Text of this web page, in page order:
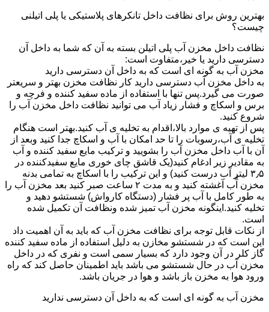
بهترین روش برای نظافت داخل تانکرهای پلاستیکی یا پلی اتیلنی
چیست؟
نظافت داخل مخزن آب پلی اتیلن بسته به آن که شما به داخل آن
دسترسی دارید یا خیر،متفاوت است:
مخزن آب به گونه ای است که به داخل آن دسترسی دارید
به داخل مخزن آب دسترسی دارید کار نظافت مخزن بهتر و سریعتر
صورت می گیرد.پس تنها با استفاده از ماده سفید کننده و فرچه و
برس و اسکاچ و فشار زیاد آب می توانید نظافت داخل مخزن آب را
شروع کنید.
پس از تهیه ی موارد بالا،اقدام به تخلیه ی آب کنید.بهتر است هنگام
تخلیه ی آب،رسوبات را تا حد امکان با آب و اسکاچ جدا کنید وبعد از
آن با آب داخل مخزن آب را بشویید و ترکیب مایع سفید کننده و آب
به مقادیر زیر ادغام کنید(یک قاشق چای خوری مایع سفیدکننده در
۳٫۵ لیتر آب درست کنید) و این ترکیب را با اسکاچ به تمامی بدنه
مخزن آّب آغشته کنید و به مدت ۲ ساعت صبر کنید بعد مخزن آب را
به طور کامل با آب پر فشار (دستگاه کارواش) شستشو دهید و
تخلیه کنید.اینگونه مخزن آب تمیز شده ونظافت آن تکمیل شده
است.
از نکات قابل توجه برای نظافت مخزن آب که باید به آن اهمیت داد
این است که در شستشو مخازن به دلیل استفاده از ماده سفید کننده
گاز کلر در آن وجود دارد که بسیار سمی است و نفری که در داخل
مخزن آب در حال شستشو می باشد باید اطمینان حاصل کند که راه
ورود هوا به مخزن باز باشد و هوا در جریان باشد.
مخزن آب به گونه ای است که به داخل آن دسترسی ندارید